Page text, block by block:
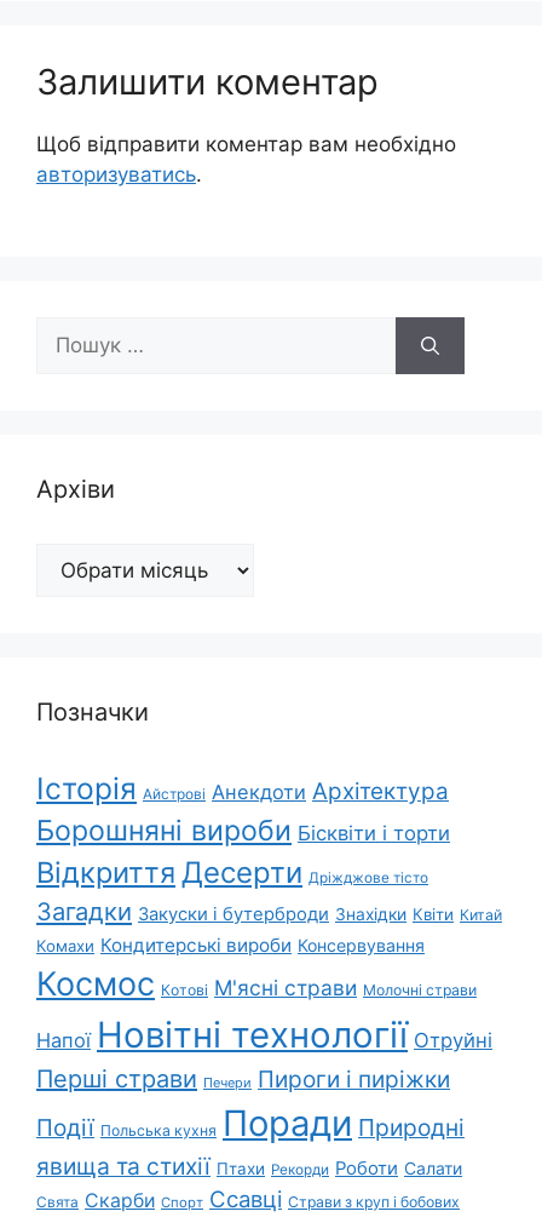
Залишити коментар
Щоб відправити коментар вам необхідно
авторизуватись.
Пошук:
Архіви
Архіви
Позначки
Історія Айстрові Анекдоти Архітектура
Борошняні вироби Бісквіти і торти
Відкриття Десерти Дріжджове тісто
Загадки Закуски і бутерброди Знахідки Квіти Китай
Комахи Кондитерські вироби Консервування
Космос Котові М'ясні страви Молочні страви
Напої Новітні технології Отруйні
Перші страви Печери Пироги і пиріжки
Події Польська кухня Поради Природні
явища та стихії Птахи Рекорди Роботи Салати
Свята Скарби Спорт Ссавці Страви з круп і бобових